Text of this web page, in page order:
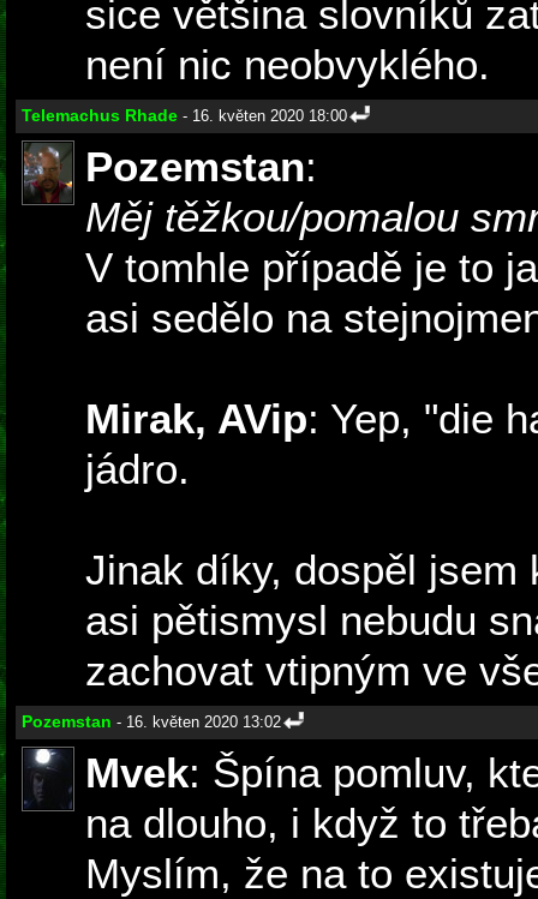
sice většina slovníků
není nic neobvyklého.
Telemachus Rhade - 16. květen 2020 18:00
Pozemstan:
Měj těžkou/pomalou
V tomhle případě je to
asi sedělo na
Mirak, AVip: Yep, "die
jádro.
Jinak díky, dospěl jsem
asi pětismysl nebudu
zachovat vtipným ve
Pozemstan - 16. květen 2020 13:02
Mvek: Špína pomluv,
na dlouho, i když to
Myslím, že na to